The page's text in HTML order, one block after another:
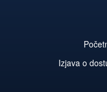
Izjava o